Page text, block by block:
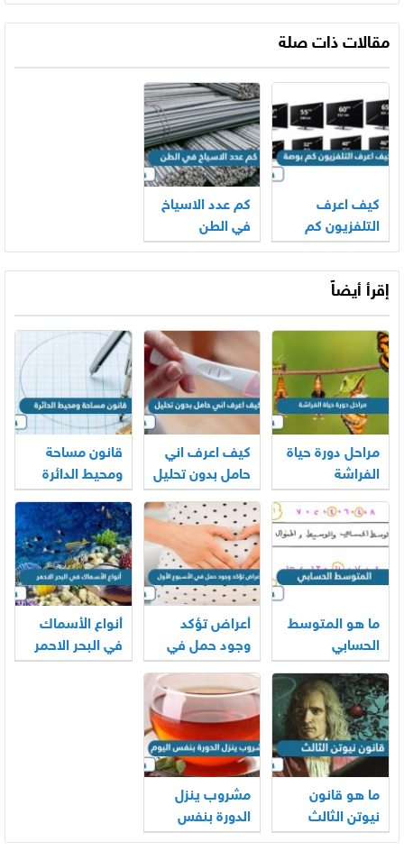
مقالات ذات صلة
كيف اعرف
التلفزيون كم
بوصة
كم عدد الاسياخ
في الطن
إقرأ أيضاً
مراحل دورة حياة
الفراشة
كيف اعرف اني
حامل بدون تحليل
قانون مساحة
ومحيط الدائرة
ما هو المتوسط
الحسابي
أعراض تؤكد
وجود حمل في
الأسبوع الأول
أنواع الأسماك
في البحر الاحمر
ما هو قانون
نيوتن الثالث
مشروب ينزل
الدورة بنفس
اليوم